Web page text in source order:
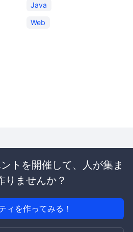
Java
Web
トを開催して、人が集ま
りませんか？
ィを作ってみる！